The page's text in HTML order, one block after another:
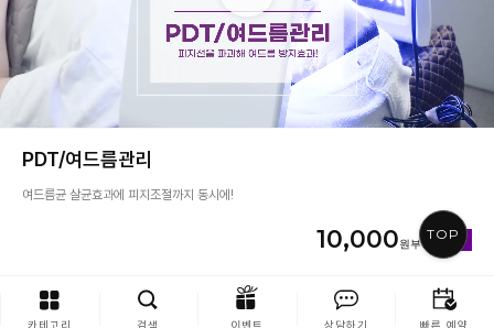
카테고리 검색 이벤트 상담하기 빠른 예약
TOP
PDT/여드름관리
여드름균 살균효과에 피지조절까지 동시에!
10,000